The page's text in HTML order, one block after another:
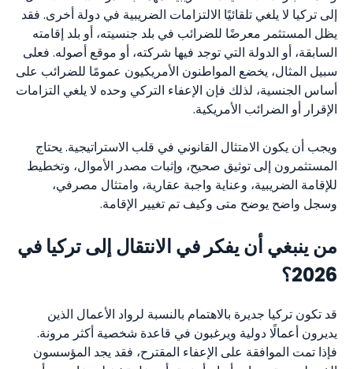
إلى تركيا لا يلغي تلقائيًا الالتزامات الضريبية في دولة أخرى. فقد
يظل المستثمر معرضًا للضرائب في بلد جنسيته، أو بلد إقامته
السابقة، أو الدولة التي توجد فيها شركته، أو موقع أصوله. فعلى
سبيل المثال، يخضع المواطنون الأمريكيون عمومًا للضرائب على
أساس الجنسية، لذلك فإن الإعفاء التركي وحده لا يلغي التزامات
الإقرار أو الضرائب الأمريكية.
ويجب أن يكون الامتثال القانوني في قلب الاستراتيجية. يحتاج
المستثمرون إلى توثيق صحيح، وإثبات مصدر الأموال، وتخطيط
للإقامة الضريبية، وعناية واجبة عقارية، وامتثال مصرفي،
وسجل واضح يوضح متى وكيف تم تغيير الإقامة.
من ينبغي أن يفكر في الانتقال إلى تركيا في
2026؟
قد تكون تركيا جديرة بالاهتمام بالنسبة لرواد الأعمال الذين
يديرون أعمالًا دولية ويرغبون في قاعدة شخصية أكثر مرونة.
فإذا تمت الموافقة على الإعفاء المقترح، فقد يجد المؤسسون